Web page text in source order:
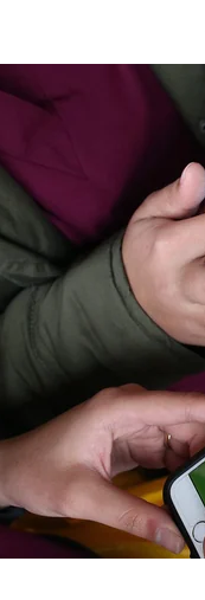
berlin
nord
wahrheit
verlag
verlag
veranstaltungen
fragen & hilfe
unterstützen